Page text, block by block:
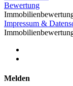
Impressum &
Melden